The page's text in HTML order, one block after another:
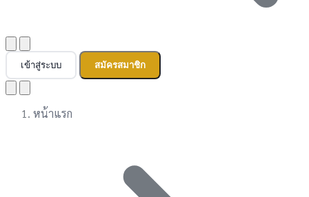
เข้าสู่ระบบ สมัครสมาชิก
หน้าแรก